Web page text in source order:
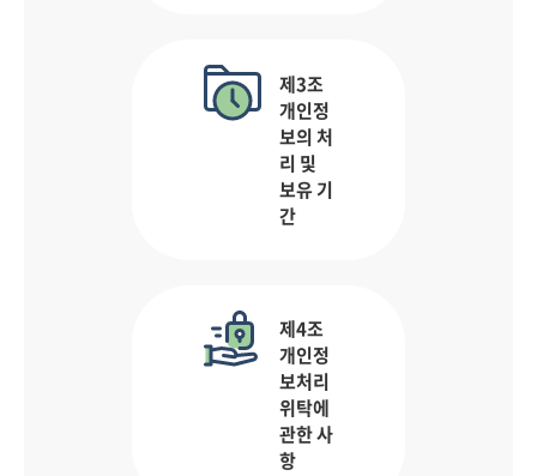
제3조
개인정
보의 처
리 및
보유 기
간
제4조
개인정
보처리
위탁에
관한 사
항